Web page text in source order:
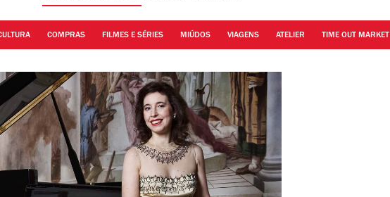
COMPRAS FILMES E SÉRIES MIÚDOS VIAGENS ATELIER TIME OUT MARKET